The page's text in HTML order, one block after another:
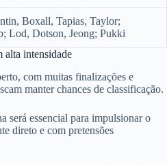
Boxall, Tapias, Taylor;
Lod, Dotson, Jeong; Pukki
alta intensidade
com muitas finalizações e
manter chances de classificação.
será essencial para impulsionar o
direto e com pretensões